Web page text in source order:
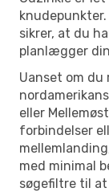
sikrer, at du
planlægger
Uanset om
eller
forbindelser
med minimal
søgefiltre til at